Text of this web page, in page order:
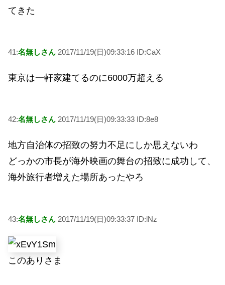
てきた
41:名無しさん 2017/11/19(日)09:33:16 ID:CaX
東京は一軒家建てるのに6000万超える
42:名無しさん 2017/11/19(日)09:33:33 ID:8e8
地方自治体の招致の努力不足にしか思えないわ
どっかの市長が海外映画の舞台の招致に成功して、
海外旅行者増えた場所あったやろ
43:名無しさん 2017/11/19(日)09:33:37 ID:lNz
このありさま